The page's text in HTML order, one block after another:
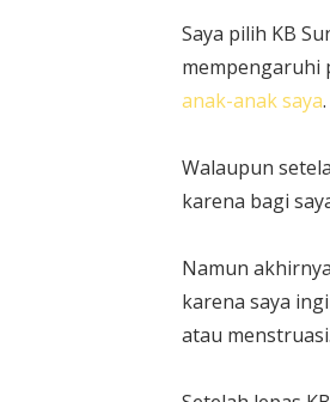
Saya pilih KB
mempengaruhi
anak-anak saya.
Walaupun
karena bagi
Namun
karena saya
atau menstruasi.